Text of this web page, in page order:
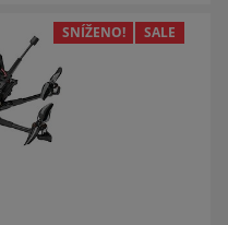
SNÍŽENO! SALE